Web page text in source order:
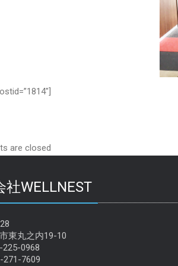
are closed
社WELLNEST
東丸之内19-10
225-0968
271-7609